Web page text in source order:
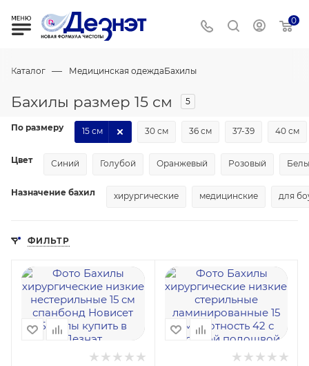
0
Каталог — Медицинская одеждаБахилы
Бахилы размер 15 см 5
По размеру 15 см 30 см 36 см 37-39 40 см
Цвет Синий Голубой Оранжевый Розовый
Назначение бахил хирургические медицинские для
ФИЛЬТР